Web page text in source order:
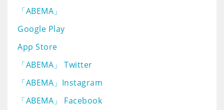
「ABEMA」
Google Play
App Store
「ABEMA」 Twitter
「ABEMA」Instagram
「ABEMA」 Facebook